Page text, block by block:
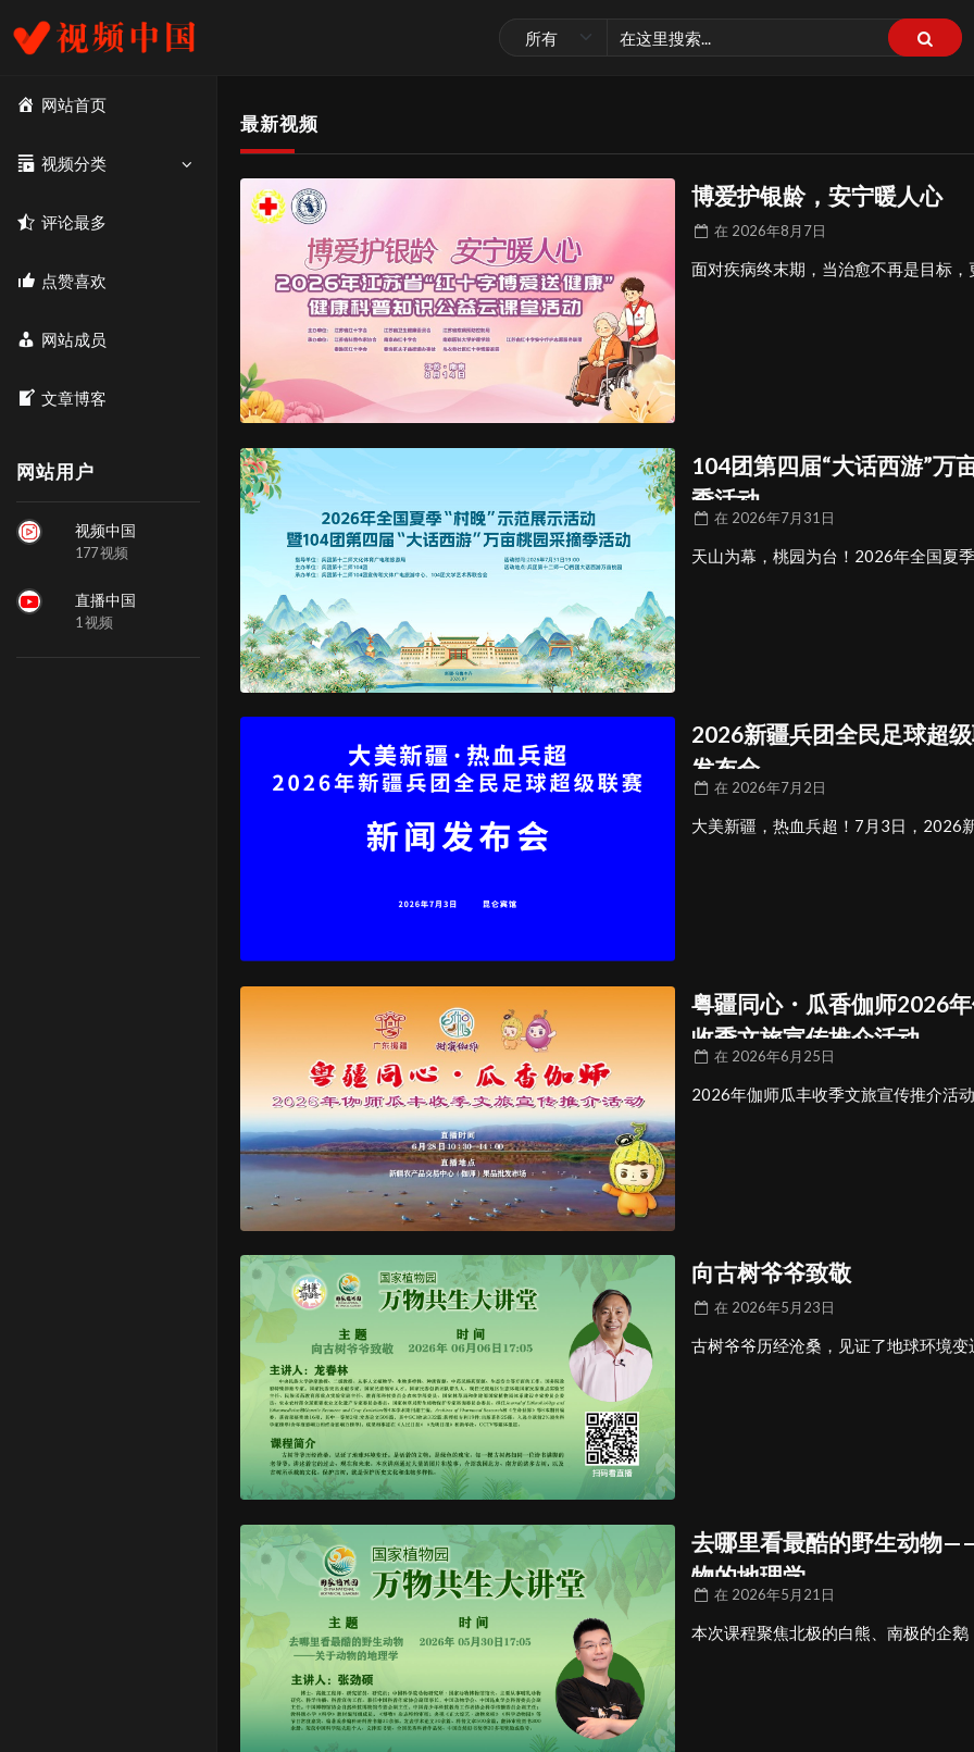
网站首页
视频分类
评论最多
点赞喜欢
网站成员
文章博客
网站用户
视频中国
177 视频
直播中国
1 视频
最新视频
博爱护银龄，安宁暖人心
在 2026年8月7日
面对疾病终末期，当治愈不再是目标，
104团第四届“大话西游”万
季活动
在 2026年7月31日
天山为幕，桃园为台！2026年全国夏
2026新疆兵团全民足球超
发布会
在 2026年7月2日
大美新疆，热血兵超！7月3日，2026
粤疆同心・瓜香伽师2026
收季文旅宣传推介活动
在 2026年6月25日
2026年伽师瓜丰收季文旅宣传推介活
向古树爷爷致敬
在 2026年5月23日
古树爷爷历经沧桑，见证了地球环境变
去哪里看最酷的野生动物
物的地理学
在 2026年5月21日
本次课程聚焦北极的白熊、南极的企鹅